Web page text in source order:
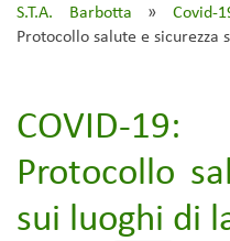
S.T.A. Barbotta » Covid-
Protocollo salute e sicurezza
COVID-19:
Protocollo
sui luoghi di